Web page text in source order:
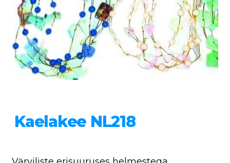
Kaelakee NL218